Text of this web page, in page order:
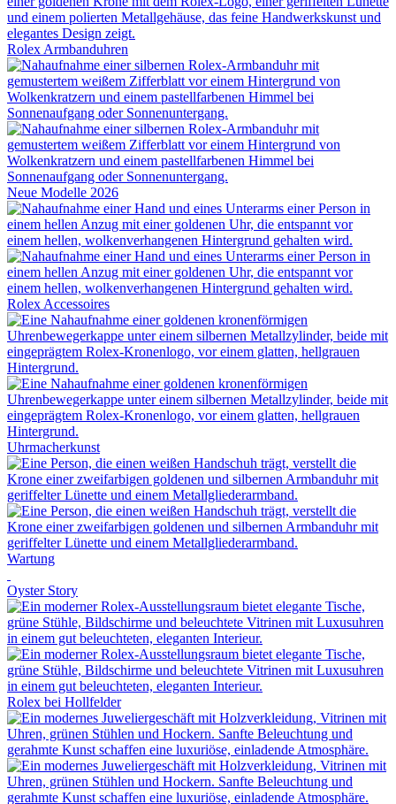
Rolex Armbanduhren
Neue Modelle 2026
Rolex Accessoires
Uhrmacherkunst
Wartung
Oyster Story
Rolex bei Hollfelder